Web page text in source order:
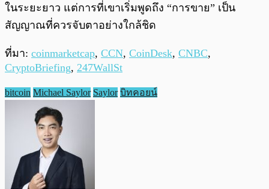
ในระยะยาว แต่การที่เขาเริ่มพูดถึง “การขาย” เป็น
สัญญาณที่ควรจับตาอย่างใกล้ชิด
ที่มา: coinmarketcap, CCN, CoinDesk, CNBC,
CryptoBriefing, 247WallSt
bitcoin Michael Saylor Saylor บิทคอยน์